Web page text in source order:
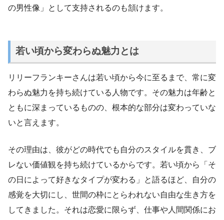
の男性像」として支持されるのも頷けます。
若い頃から変わらぬ魅力とは
リリーフランキーさんは若い頃から今に至るまで、常に変
わらぬ魅力を持ち続けている人物です。その魅力は年齢と
ともに深まっているものの、根本的な部分は変わっていな
いと言えます。
その理由は、彼がどの時代でも自分のスタイルを貫き、ブ
レない価値観を持ち続けているからです。若い頃から「そ
の日によって好きなタイプが変わる」と語るほど、自分の
感覚を大切にし、世間の枠にとらわれない自由な生き方を
してきました。それは恋愛に限らず、仕事や人間関係にお